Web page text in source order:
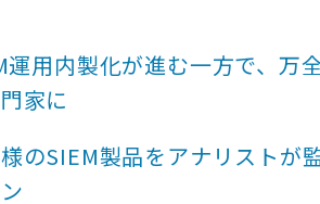
運用内製化が進む一方で、万
家に
のSIEM製品をアナリスト